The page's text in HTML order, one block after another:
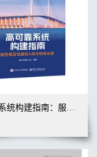
高可靠系统构建指南：服务稳定性建设与技术债务治理